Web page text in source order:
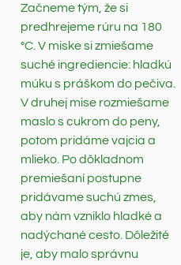
Začneme tým, že si
predhrejeme rúru na 180
°C. V miske si zmiešame
suché ingrediencie: hladkú
múku s práškom do pečiva.
V druhej mise rozmiešame
maslo s cukrom do peny,
potom pridáme vajcia a
mlieko. Po dôkladnom
premiešaní postupne
pridávame suchú zmes,
aby nám vzniklo hladké a
nadýchané cesto. Dôležité
je, aby malo správnu